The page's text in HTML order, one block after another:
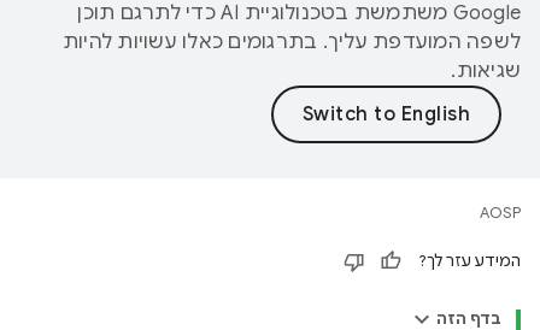
‫Google משתמשת בטכנולוגיית AI כדי לתרגם תוכן
לשפה המועדפת עליך. בתרגומים כאלו עשויות להיות
שגיאות.
AOSP
המידע עזר לך?
בדף הזה